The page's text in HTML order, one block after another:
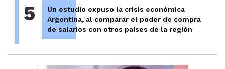
5
Un estudio expuso la crisis económica
Argentina, al comparar el poder de compra
de salarios con otros países de la región